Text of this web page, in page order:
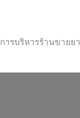
การบริหารร้านขายยา